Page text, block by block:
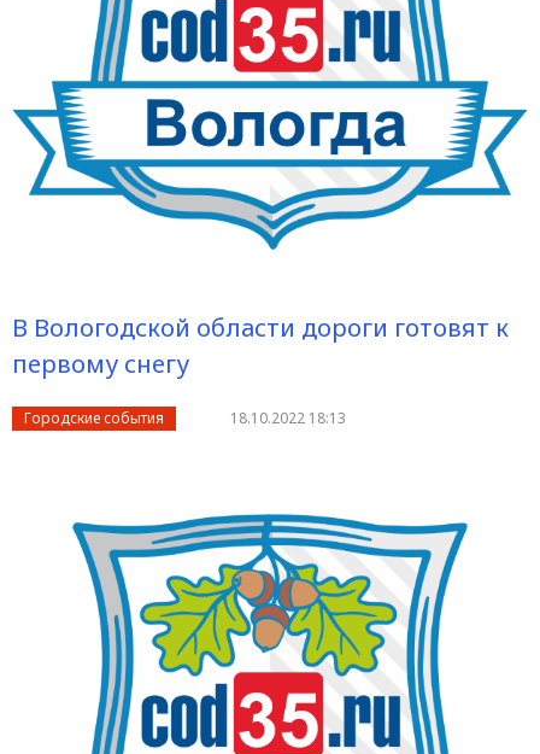
В Вологодской области дороги готовят к
первому снегу
Городские события 18.10.2022 18:13